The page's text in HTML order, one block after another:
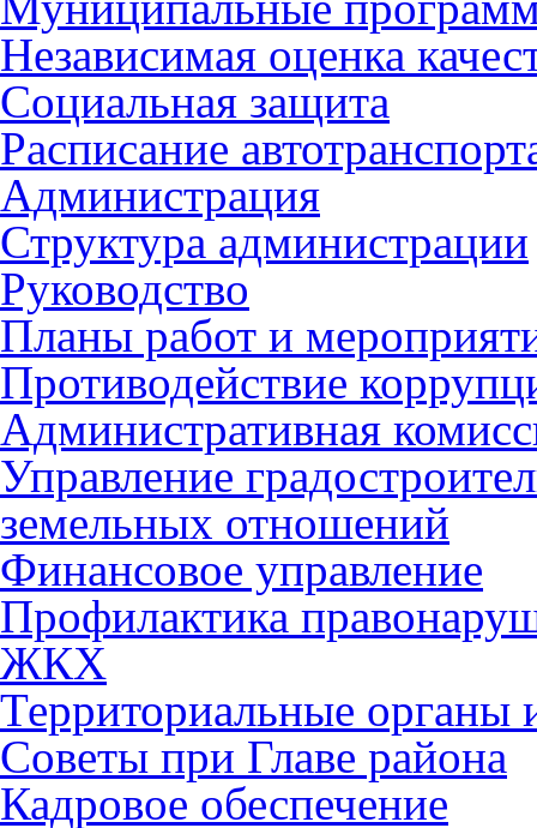
Независимая оценка
Социальная защита
Расписание
Администрация
Структура администрации
Руководство
Планы работ и
Противодействие
Административная
Управление
земельных отношений
Финансовое управление
Профилактика
ЖКХ
Территориальные органы
Советы при Главе района
Кадровое обеспечение